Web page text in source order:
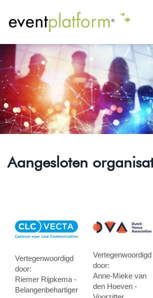
Aangesloten
Vertegenwoordigd
door:
Riemer Rijpkema -
Belangenbehartiger
Vertegenwoordigd
door:
Anne-Mieke van
den Hoeven -